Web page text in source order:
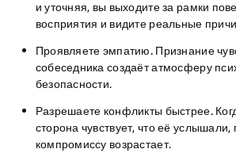
и уточняя, вы выходите за рамки
восприятия и видите реальные
Проявляете эмпатию. Признание
собеседника создаёт атмосферу
безопасности.
Разрешаете конфликты быстрее.
сторона чувствует, что её услышали,
компромиссу возрастает.